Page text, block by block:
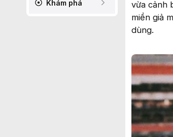
Khám phá
vừa cảnh
miền giả
dùng.